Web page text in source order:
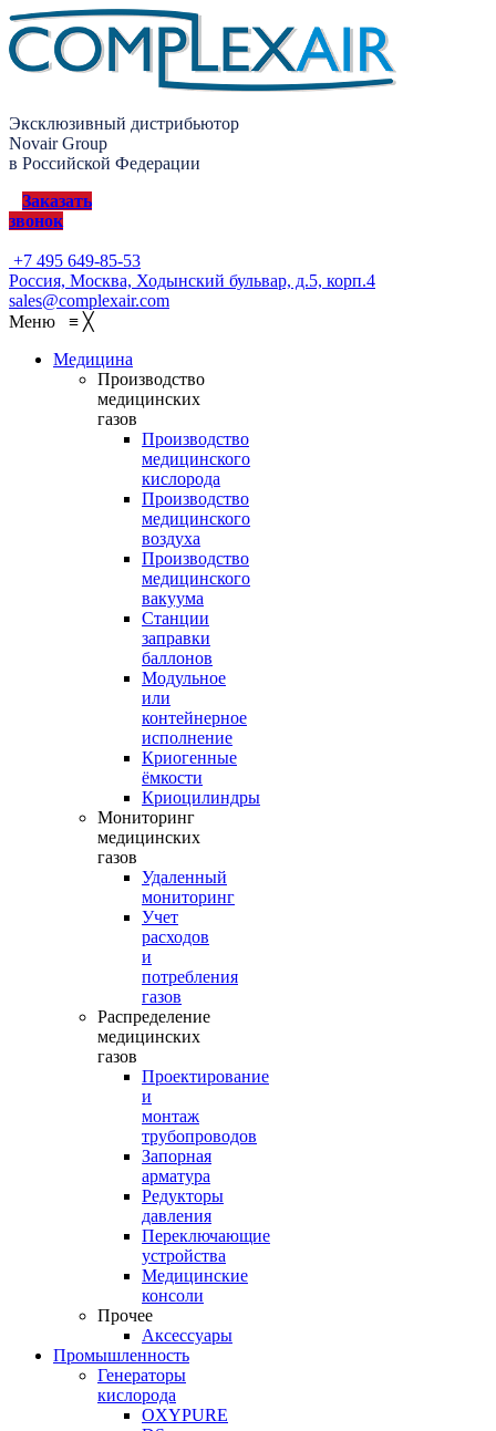
Эксклюзивный дистрибьютор
Novair Group
в Российской Федерации
Заказать
звонок
+7 495 649-85-53
Россия, Москва, Ходынский бульвар, д.5, корп.4
sales@complexair.com
Меню ≡ ╳
Медицина
Производство
медицинских
газов
Производство
медицинского
кислорода
Производство
медицинского
воздуха
Производство
медицинского
вакуума
Станции
заправки
баллонов
Модульное
или
контейнерное
исполнение
Криогенные
ёмкости
Криоцилиндры
Мониторинг
медицинских
газов
Удаленный
мониторинг
Учет
расходов
и
потребления
газов
Распределение
медицинских
газов
Проектирование
и
монтаж
трубопроводов
Запорная
арматура
Редукторы
давления
Переключающие
устройства
Медицинские
консоли
Прочее
Аксессуары
Промышленность
Генераторы
кислорода
OXYPURE